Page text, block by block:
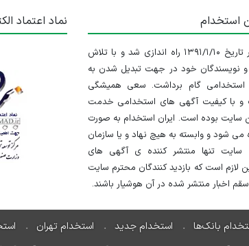
استخدام
سایت ایران استخدام در تاریخ ۱۳۹۱/۱/۱۰ راه اندازی شد و با تلاش
و نویسندگان خود در جهت تبدیل شدن به
استخدامی گام برداشت. سعی همیشگی
و با کیفیت آگهی های استخدامی خدمت
سایت بوده است. ایران استخدام به صورت
شود و وابسته به هیچ نهاد و یا سازمان
سایت تنها منتشر کننده ی آگهی های
لازم است که بازدید کنندگان محترم سایت
اخبار منتشر شده در آن هوشیار باشند.
نماد اعتماد
بانک‌ها استخدام جدید استخدام تهران